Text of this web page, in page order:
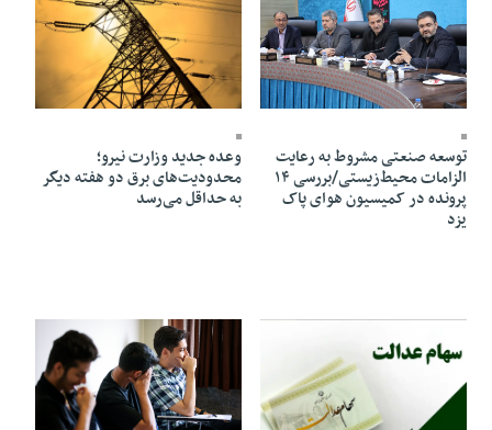
18 Mordad 1405 - 22:27
توسعه صنعتی مشروط به رعایت
الزامات محیط‌زیستی/بررسی ۱۴
پرونده در کمیسیون هوای پاک
یزد
وعده جدید وزارت نیرو؛
محدودیت‌های برق دو هفته دیگر
به حداقل می‌رسد